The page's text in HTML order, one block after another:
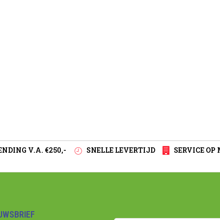
V.A. €250,- SNELLE LEVERTIJD SERVICE OP